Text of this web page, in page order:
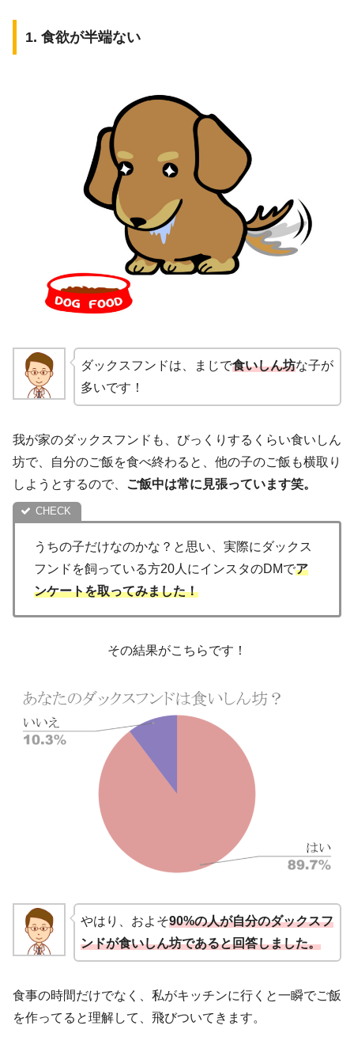
1. 食欲が半端ない
ダックスフンドは、まじで食いしん坊な子が
多いです！
我が家のダックスフンドも、びっくりするくらい食いしん
坊で、自分のご飯を食べ終わると、他の子のご飯も横取り
しようとするので、
ご飯中は常に見張っています笑。
うちの子だけなのかな？と思い、実際にダックス
フンドを飼っている方20人にインスタのDMでア
ンケートを取ってみました！
その結果がこちらです！
やはり、およそ90%の人が自分のダックスフ
ンドが食いしん坊であると回答しました。
食事の時間だけでなく、私がキッチンに行くと一瞬でご飯
を作ってると理解して、飛びついてきます。